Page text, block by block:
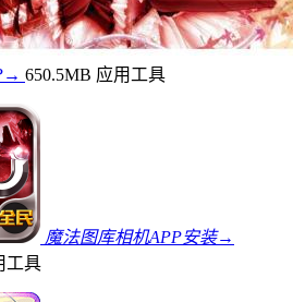
650.5MB 应用工具
魔法图库相机APP安装→
工具